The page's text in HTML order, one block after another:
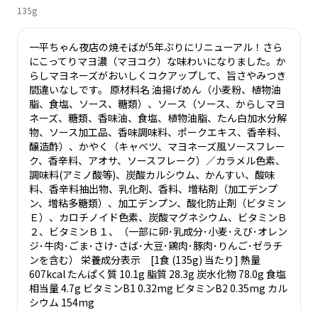
135g
一平ちゃん夜店の焼そばが5年ぶりにリニューアル！さら
にこってりマヨ濃（マヨコク）な味わいになりました。か
らしマヨネーズがおいしくコクアップして、旨さやみつき
間違いなしです。 原材料名 油揚げめん（小麦粉、植物油
脂、食塩、ソース、糖類）、ソース（ソース、からしマヨ
ネーズ、糖類、香味油、食塩、植物油脂、たん白加水分解
物、ソース加工品、香味調味料、ポークエキス、香辛料、
醸造酢）、かやく（キャベツ、マヨネーズ風ソースフレー
ク、香辛料、アオサ、ソースフレーク）／カラメル色素、
調味料(アミノ酸等)、炭酸カルシウム、かんすい、酸味
料、香辛料抽出物、乳化剤、香料、増粘剤（加工デンプ
ン、増粘多糖類）、加工デンプン、酸化防止剤（ビタミン
Ｅ）、カロチノイド色素、炭酸マグネシウム、ビタミンＢ
２、ビタミンＢ１、（一部に卵･乳成分･小麦･えび･オレン
ジ･牛肉･ごま･さけ･さば･大豆･鶏肉･豚肉･りんご･ゼラチ
ンを含む） 栄養成分表示 [1食 (135g) 当たり] 熱量
607kcal たんぱく質 10.1g 脂質 28.3g 炭水化物 78.0g 食塩
相当量 4.7g ビタミンB1 0.32mg ビタミンB2 0.35mg カル
シウム 154mg